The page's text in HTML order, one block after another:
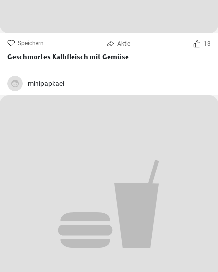
Speichern Aktie 13
Geschmortes Kalbfleisch mit Gemüse
minipapkaci